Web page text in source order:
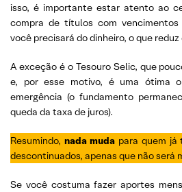
isso, é importante estar atento ao
compra de títulos com vencimentos
você precisará do dinheiro, o que reduz
A exceção é o Tesouro Selic, que
e, por esse motivo, é uma ótima
emergência (o fundamento
queda da taxa de juros).
Resumindo, nada muda para quem já
descontinuados, apenas que não será
Se você costuma fazer aportes